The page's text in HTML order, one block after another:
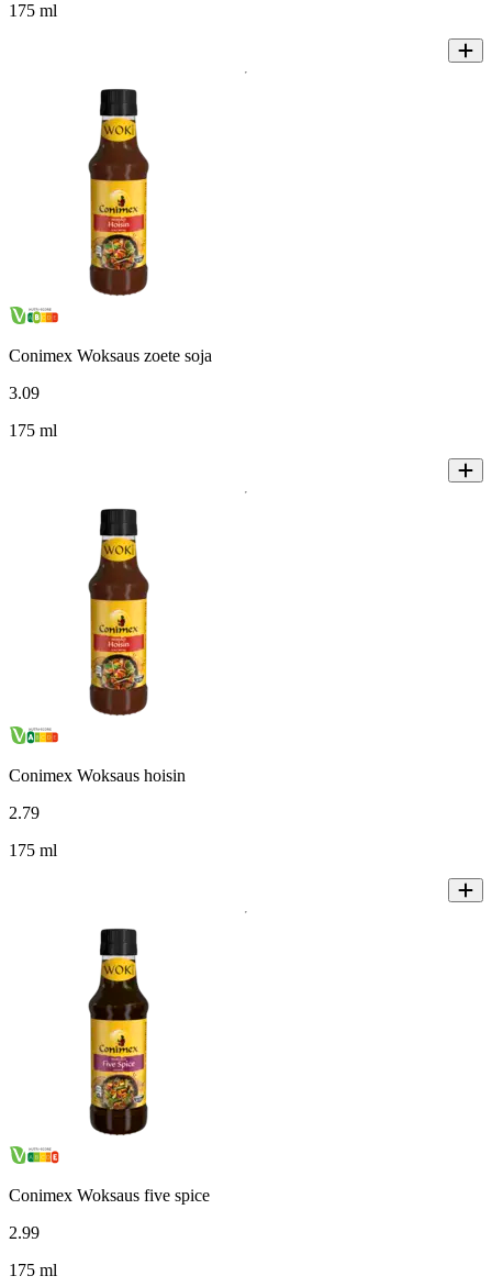
175 ml
Conimex Woksaus zoete soja
3.09
175 ml
Conimex Woksaus hoisin
2.79
175 ml
Conimex Woksaus five spice
2.99
175 ml